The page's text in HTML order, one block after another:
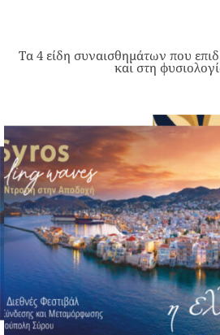
Τα 4 είδη συναισθημάτων που
και στη